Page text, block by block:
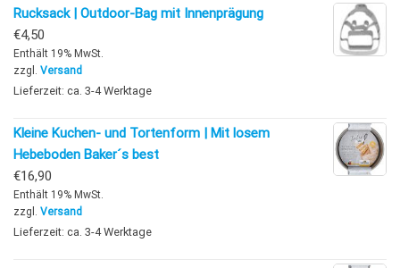
Rucksack | Outdoor-Bag mit Innenprägung
€4,50
Enthält 19% MwSt.
zzgl. Versand
Lieferzeit: ca. 3-4 Werktage
Kleine Kuchen- und Tortenform | Mit losem
Hebeboden Baker´s best
€16,90
Enthält 19% MwSt.
zzgl. Versand
Lieferzeit: ca. 3-4 Werktage